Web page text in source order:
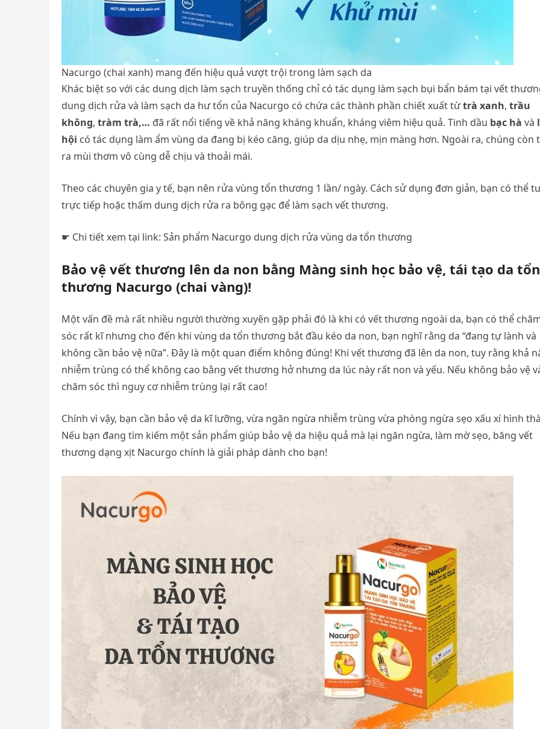
Nacurgo (chai xanh) mang đến hiệu quả vượt trội trong làm sạch da
Khác biệt so với các dung dịch làm sạch truyền thống chỉ có tác dụng làm sạch bụi bẩn bám tại vết
dung dịch rửa và làm sạch da hư tổn của Nacurgo có chứa các thành phần chiết xuất từtrà xanh, trầu
không, tràm trà,… đã rất nổi tiếng về khả năng kháng khuẩn, kháng viêm hiệu quả. Tinh dầu bạc hà và
hội có tác dụng làm ẩm vùng da đang bị kéo căng, giúp da dịu nhẹ, mịn màng hơn. Ngoài ra, chúng còn
ra mùi thơm vô cùng dễ chịu và thoải mái.
Theo các chuyên gia y tế, bạn nên rửa vùng tổn thương 1 lần/ ngày. Cách sử dụng đơn giản, bạn có thể
trực tiếp hoặc thấm dung dịch rửa ra bông gạc để làm sạch vết thương.
☛ Chi tiết xem tại link: Sản phẩm Nacurgo dung dịch rửa vùng da tổn thương
Bảo vệ vết thương lên da non bằng Màng sinh học bảo vệ, tái tạo da tổn
thương Nacurgo (chai vàng)!
Một vấn đề mà rất nhiều người thường xuyên gặp phải đó là khi có vết thương ngoài da, bạn có thể
sóc rất kĩ nhưng cho đến khi vùng da tổn thương bắt đầu kéo da non, bạn nghĩ rằng da “đang tự lành và
không cần bảo vệ nữa”. Đây là một quan điểm không đúng! Khi vết thương đã lên da non, tuy rằng khả
nhiễm trùng có thể không cao bằng vết thương hở nhưng da lúc này rất non và yếu. Nếu không bảo vệ
chăm sóc thì nguy cơ nhiễm trùng lại rất cao!
Chính vì vậy, bạn cần bảo vệ da kĩ lưỡng, vừa ngăn ngừa nhiễm trùng vừa phòng ngừa sẹo xấu xí hình
Nếu bạn đang tìm kiếm một sản phẩm giúp bảo vệ da hiệu quả mà lại ngăn ngừa, làm mờ sẹo, băng vết
thương dạng xịt Nacurgo chính là giải pháp dành cho bạn!